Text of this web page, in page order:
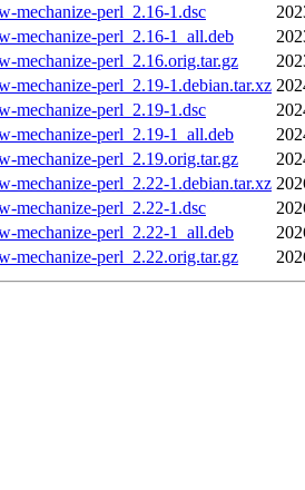
mechanize-perl_2.16-1.dsc
mechanize-perl_2.16-1_all.deb
mechanize-perl_2.16.orig.tar.gz
mechanize-perl_2.19-1.debian.tar.xz
mechanize-perl_2.19-1.dsc
mechanize-perl_2.19-1_all.deb
mechanize-perl_2.19.orig.tar.gz
mechanize-perl_2.22-1.debian.tar.xz
mechanize-perl_2.22-1.dsc
mechanize-perl_2.22-1_all.deb
mechanize-perl_2.22.orig.tar.gz